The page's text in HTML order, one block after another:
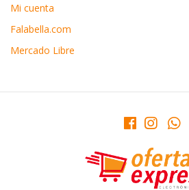
Mi cuenta
Falabella.com
Mercado Libre